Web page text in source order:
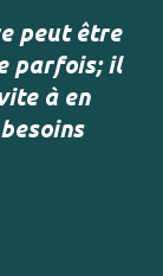
peut être
parfois; il
à en